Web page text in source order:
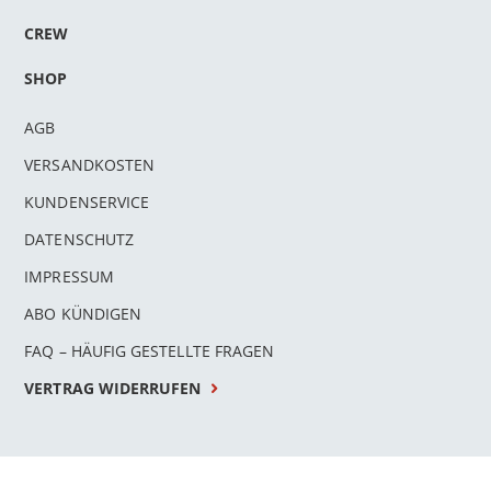
CREW
SHOP
AGB
VERSANDKOSTEN
KUNDENSERVICE
DATENSCHUTZ
IMPRESSUM
ABO KÜNDIGEN
FAQ – HÄUFIG GESTELLTE FRAGEN
VERTRAG WIDERRUFEN